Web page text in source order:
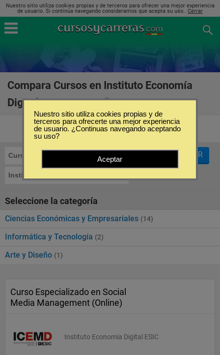
Nuestro sitio utiliza cookies propias y de terceros para ofrecer una mejor experiencia
de usuario. Si continúa navegando consideramos que acepta su uso.. Cerrar
Compara Cursos en Instituto Economía
Digital ESIC en España
Cursos
Instituto Economía Digital ESIC
FILTRAR
Seleccione la categoría
Ciencias Económicas y Empresariales (14)
Informática y Tecnología (2)
Arte y Diseño (1)
Curso Especializado en Social
Media Management (Online)
Instituto Economía Digital ESIC
Nuestro sitio utiliza cookies propias y de
terceros para ofrecerte una mejor experiencia
de usuario. ¿Continuas navegando aceptando
su uso?
Aceptar